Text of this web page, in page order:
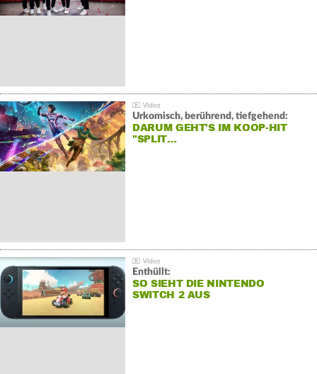
Urkomisch, berührend, tiefgehend:
DARUM GEHT'S IM KOOP-HIT
"SPLIT…
Enthüllt:
SO SIEHT DIE NINTENDO
SWITCH 2 AUS